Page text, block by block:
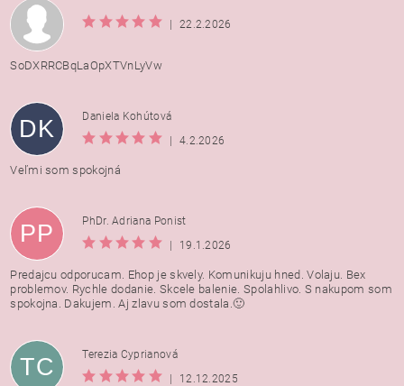
| 22.2.2026
SoDXRRCBqLaOpXTVnLyVw
DK
Daniela Kohútová
|
4.2.2026
Veľmi som spokojná
PP
PhDr. Adriana Ponist
|
19.1.2026
Predajcu odporucam. Ehop je skvely. Komunikuju hned. Volaju. Bex
problemov. Rychle dodanie. Skcele balenie. Spolahlivo. S nakupom som
spokojna. Dakujem. Aj zlavu som dostala.🙂
TC
Terezia Cyprianová
|
12.12.2025